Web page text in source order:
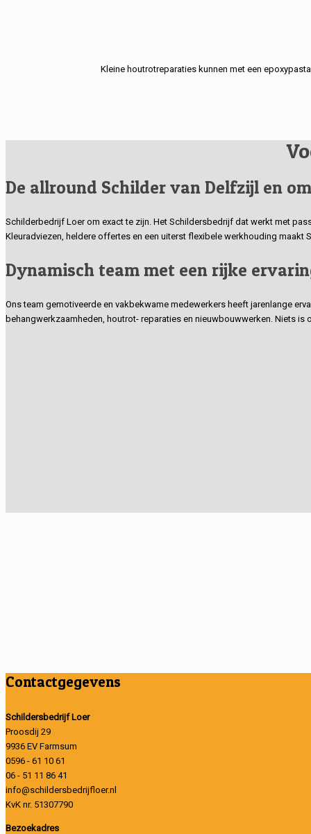
Kleine houtrotreparaties kunnen met een
De allround Schilder van Delfzijl en
Schilderbedrijf Loer om exact te zijn. Het Schildersbedrijf dat werkt met
Kleuradviezen, heldere offertes en een uiterst flexibele werkhouding
Dynamisch team met een rijke
Ons team gemotiveerde en vakbekwame medewerkers heeft jarenlange
behangwerkzaamheden, houtrot- reparaties en nieuwbouwwerken. Niets is
Contactgegevens
Schildersbedrijf Loer
Proosdij 29
9936 EV Farmsum
0596 - 61 10 61
06 - 51 11 86 41
info@schildersbedrijfloer.nl
KvK nr. 51307790
Bezoekadres